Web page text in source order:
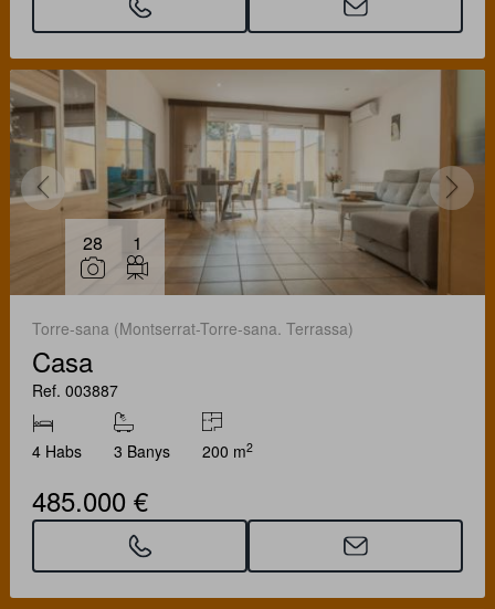
28 1
Torre-sana (Montserrat-Torre-sana. Terrassa)
Casa
Ref. 003887
4 Habs 3 Banys 200 m2
485.000 €